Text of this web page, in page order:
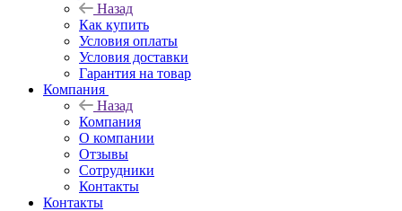
Назад
Как купить
Условия оплаты
Условия доставки
Гарантия на товар
Компания
Назад
Компания
О компании
Отзывы
Сотрудники
Контакты
Контакты